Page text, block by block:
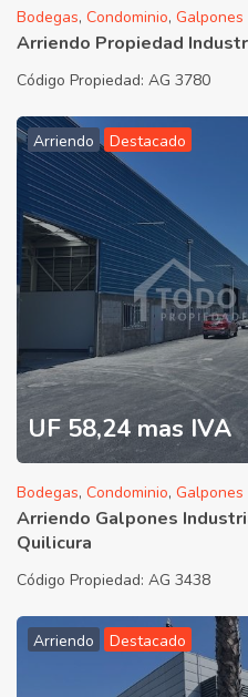
Bodegas, Condominio, Galpones
Arriendo Propiedad
Código Propiedad: AG 3780
Arriendo Destacado
UF 58,24 mas IVA
Bodegas, Condominio, Galpones
Arriendo Galpones
Quilicura
Código Propiedad: AG 3438
Arriendo Destacado